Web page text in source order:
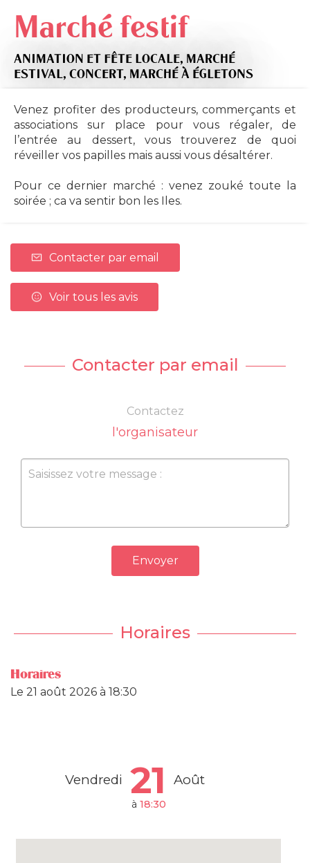
Marché festif
ANIMATION ET FÊTE LOCALE, MARCHÉ
ESTIVAL, CONCERT, MARCHÉ À ÉGLETONS
Venez profiter des producteurs, commerçants et
associations sur place pour vous régaler, de
l’entrée au dessert, vous trouverez de quoi
réveiller vos papilles mais aussi vous désaltérer.
Pour ce dernier marché : venez zouké toute la
soirée ; ca va sentir bon les Iles.
Contacter par email
Voir tous les avis
Contacter par email
Contactez
l'organisateur
Envoyer
Horaires
Horaires
Le 21 août 2026 à 18:30
Vendredi 21 Août
à 18:30